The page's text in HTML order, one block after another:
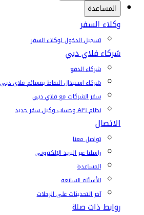
المساعدة
وكلاء السفر
تسجيل الدخول لوكلاء السفر
شركاء فلاي دبي
شركاء الدفع
شركاء استبدال النقاط بقسائم فلاي دبي
سفر الشركات مع فلاي دبي
نظام API وحساب وكيل سفر جديد
الاتصال
تواصل معنا
راسلنا عبر البريد الإلكتروني
المساعدة
الأسئلة الشائعة
آخر التحديثات على الرحلات
روابط ذات صلة